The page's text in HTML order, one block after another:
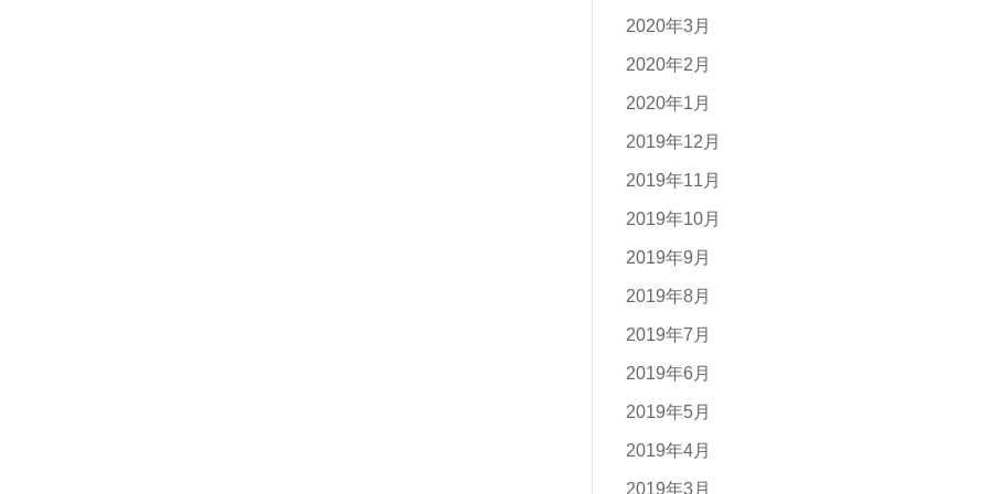
2020年3月
2020年2月
2020年1月
2019年12月
2019年11月
2019年10月
2019年9月
2019年8月
2019年7月
2019年6月
2019年5月
2019年4月
2019年3月